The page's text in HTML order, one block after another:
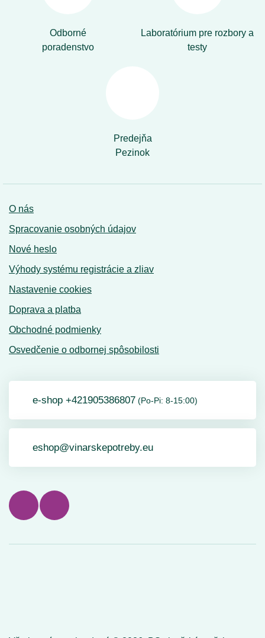
Odborné
poradenstvo
Laboratórium pre rozbory a
testy
Predejňa
Pezinok
O nás
Spracovanie osobných údajov
Nové heslo
Výhody systému registrácie a zliav
Nastavenie cookies
Doprava a platba
Obchodné podmienky
Osvedčenie o odbornej spôsobilosti
e-shop +421905386807 (Po-Pi: 8-15:00)
eshop@vinarskepotreby.eu